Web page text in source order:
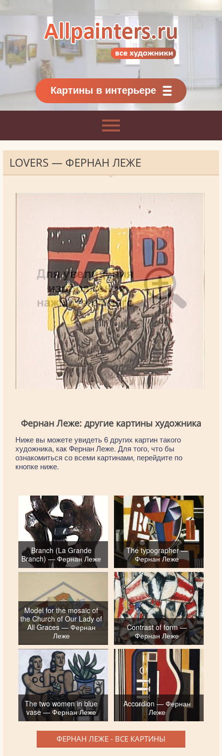
Картины классиков
и современников
Картины в интерьере
LOVERS — ФЕРНАН ЛЕЖЕ
Фернан Леже: другие картины художника
Ниже вы можете увидеть 6 других картин такого
художника, как Фернан Леже. Для того, что бы
ознакомиться со всеми картинами, перейдите по
кнопке ниже.
Branch (La Grande
Branch) — Фернан Леже
The typographer —
Фернан Леже
Model for the mosaic of
the Church of Our Lady of
All Graces — Фернан
Леже
Contrast of form —
Фернан Леже
The two women in blue
vase — Фернан Леже
Accordion — Фернан
Леже
ФЕРНАН ЛЕЖЕ - ВСЕ КАРТИНЫ